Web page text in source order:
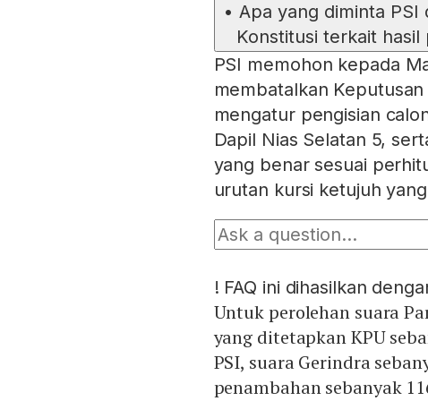
• Apa yang diminta
Konstitusi terkait hasil
PSI memohon kepada
membatalkan
mengatur pengisian
Dapil Nias Selatan 5,
yang benar sesuai
urutan kursi ketujuh
! FAQ ini dihasilkan
Untuk perolehan suara
yang ditetapkan KPU
PSI, suara Gerindra
penambahan sebanyak